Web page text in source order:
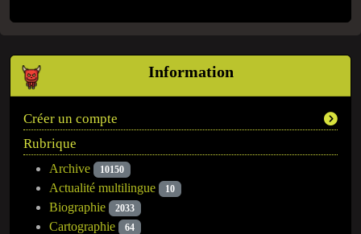
Information
Créer un compte
Rubrique
Archive 10150
Actualité multilingue 10
Biographie 2033
Cartographie 64